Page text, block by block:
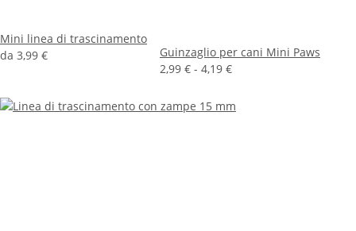
Mini linea di trascinamento
da 3,99 €
Guinzaglio per cani Mini Paws
2,99 € - 4,19 €